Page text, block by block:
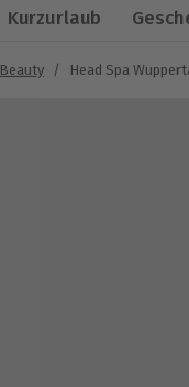
Kurzurlaub
Beauty / Head Spa